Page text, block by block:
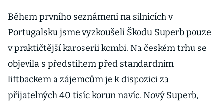
Během prvního seznámení na silnicích v
Portugalsku jsme vyzkoušeli Škodu Superb pouze
v praktičtější karoserii kombi. Na českém trhu se
objevila s předstihem před standardním
liftbackem a zájemcům je k dispozici za
přijatelných 40 tisíc korun navíc. Nový Superb,